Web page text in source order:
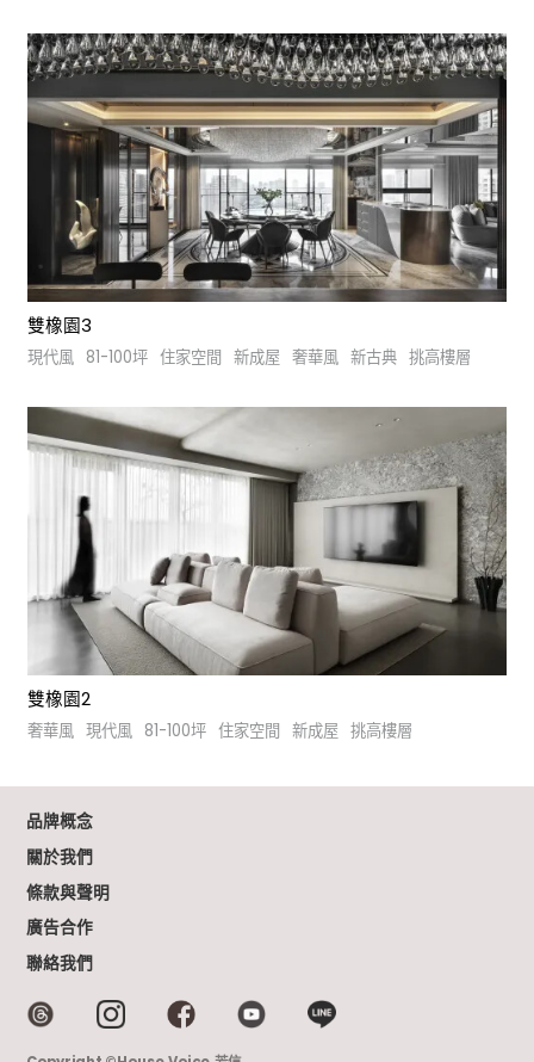
雙橡園3
現代風 81-100坪 住家空間 新成屋 奢華風 新古典 挑高樓層
雙橡園2
奢華風 現代風 81-100坪 住家空間 新成屋 挑高樓層
品牌概念
關於我們
條款與聲明
廣告合作
聯絡我們